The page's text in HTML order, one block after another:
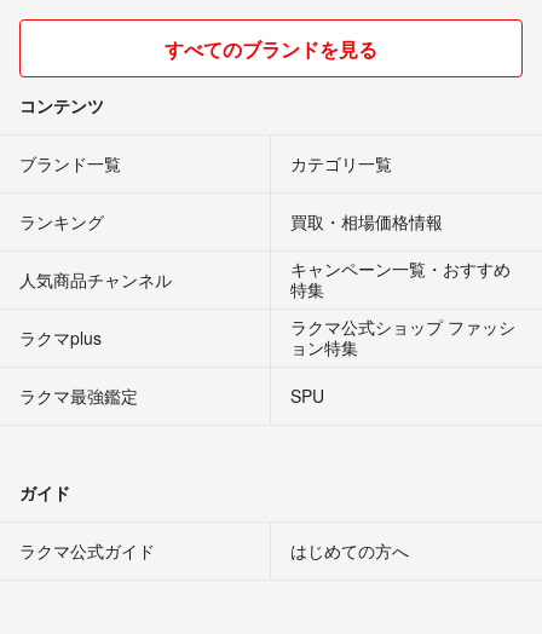
すべてのブランドを見る
コンテンツ
ブランド一覧 カテゴリ一覧
ランキング 買取・相場価格情報
人気商品チャンネル
キャンペーン一覧・おすすめ
特集
ラクマplus
ラクマ公式ショップ ファッシ
ョン特集
ラクマ最強鑑定
SPU
ガイド
ラクマ公式ガイド はじめての方へ